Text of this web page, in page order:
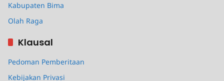
Kabupaten Bima
Olah Raga
Klausal
Pedoman Pemberitaan
Kebijakan Privasi